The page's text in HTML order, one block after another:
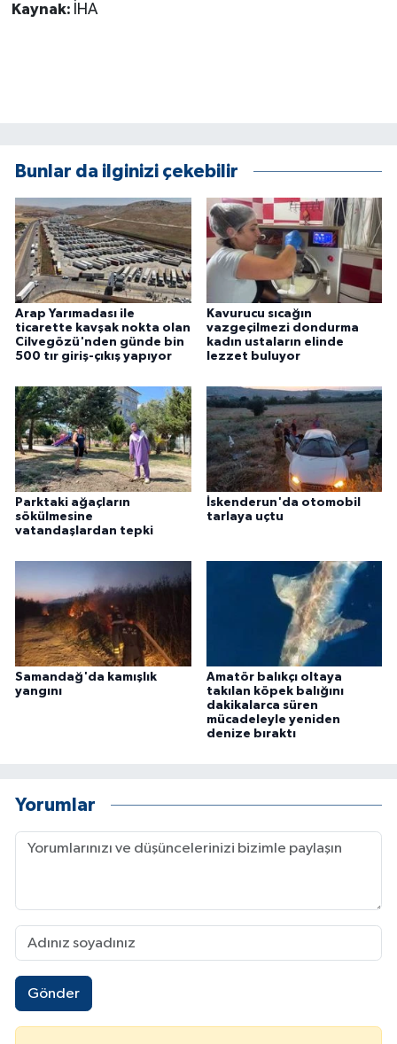
Kaynak: İHA
Bunlar da ilginizi çekebilir
Arap Yarımadası ile
ticarette kavşak nokta olan
Cilvegözü'nden günde bin
500 tır giriş-çıkış yapıyor
Kavurucu sıcağın
vazgeçilmezi dondurma
kadın ustaların elinde
lezzet buluyor
Parktaki ağaçların
sökülmesine
vatandaşlardan tepki
İskenderun'da otomobil
tarlaya uçtu
Samandağ'da kamışlık
yangını
Amatör balıkçı oltaya
takılan köpek balığını
dakikalarca süren
mücadeleyle yeniden
denize bıraktı
Yorumlar
Gönder
TEKNOLOJİ
Turizm
ÜLKE GÜNDEMİ
YAŞAM
YEREL
Yerel Haberler